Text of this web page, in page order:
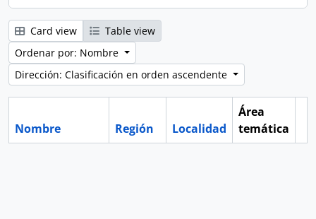
Card view
Table view
Ordenar por: Nombre
Dirección: Clasificación en orden ascendente
Nombre Región Localidad
Área
temática